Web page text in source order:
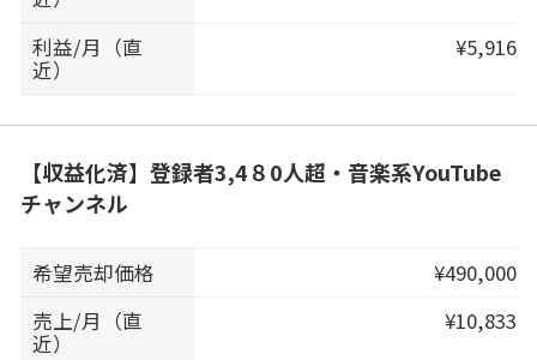
利益/月（直
近）
¥5,916
【収益化済】登録者3,4８0人超・音楽系YouTube
チャンネル
希望売却価格
¥490,000
売上/月（直
近）
¥10,833